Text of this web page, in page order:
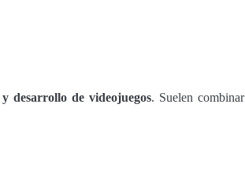
desarrollo de videojuegos. Suelen combinar